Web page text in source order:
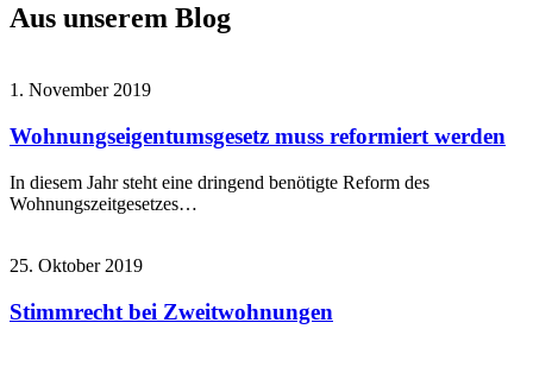
Aus unserem Blog
1. November 2019
Wohnungseigentumsgesetz muss reformiert werden
In diesem Jahr steht eine dringend benötigte Reform des
Wohnungszeitgesetzes…
25. Oktober 2019
Stimmrecht bei Zweitwohnungen